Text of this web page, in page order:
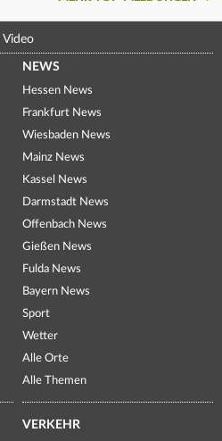
Video
NEWS
Hessen News
Frankfurt News
Wiesbaden News
Mainz News
Kassel News
Darmstadt News
Offenbach News
Gießen News
Fulda News
Bayern News
Sport
Wetter
Alle Orte
Alle Themen
VERKEHR